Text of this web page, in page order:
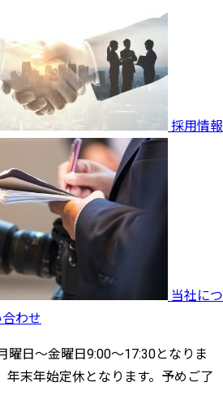
採用情報
当社につ
わせ
曜日～金曜日9:00～17:30となりま
年末年始定休となります。予めご了